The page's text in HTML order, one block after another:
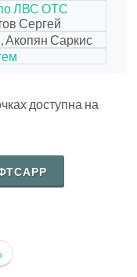
ЛВС ОТС
Сергей
Акопян Саркис
доступна на